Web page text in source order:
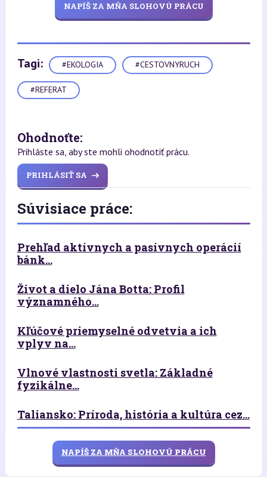
NAPÍŠ ZA MŇA SLOHOVÚ PRÁCU
Tagi: #EKOLOGIA #CESTOVNYRUCH
#REFERAT
Ohodnoťte:
Prihláste sa, aby ste mohli ohodnotiť prácu.
PRIHLÁSIŤ SA
Súvisiace práce:
Prehľad aktívnych a pasívnych operácií
bánk...
Život a dielo Jána Botta: Profil
významného...
Kľúčové priemyselné odvetvia a ich
vplyv na...
Vlnové vlastnosti svetla: Základné
fyzikálne...
Taliansko: Príroda, história a kultúra cez...
NAPÍŠ ZA MŇA SLOHOVÚ PRÁCU